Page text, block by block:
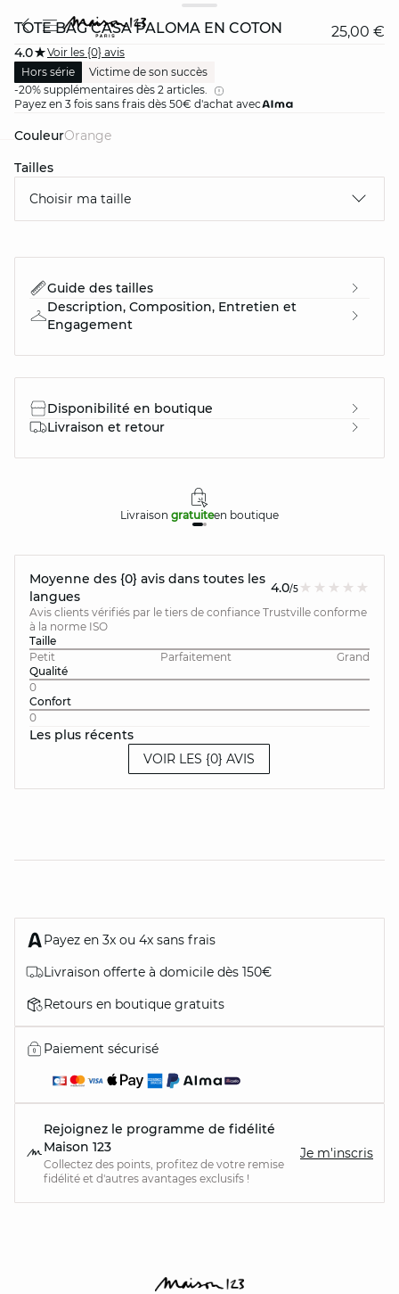
TOTE BAG CASA PALOMA EN COTON 25,00 €
4.0
Voir les {0} avis
Hors série
Victime de son succès
-20% supplémentaires dès 2 articles.
Payez en 3 fois sans frais dès 50€ d'achat avec
Couleur
orange
Tailles
Choisir ma taille
Guide des tailles
Description, Composition, Entretien et
Engagement
Disponibilité en boutique
Livraison et retour
Livraison gratuiteen boutique
Moyenne des {0} avis dans toutes les
langues
4.0/5
Avis clients vérifiés par le tiers de confiance Trustville conforme
à la norme ISO
Taille
Petit
Parfaitement
Grand
Qualité
0
Confort
0
Les plus récents
VOIR LES {0} AVIS
Payez en 3x ou 4x sans frais
Livraison offerte à domicile dès 150€
Retours en boutique gratuits
Paiement sécurisé
Rejoignez le programme de fidélité
Maison 123
Collectez des points, profitez de votre remise
fidélité et d'autres avantages exclusifs !
Je m'inscris